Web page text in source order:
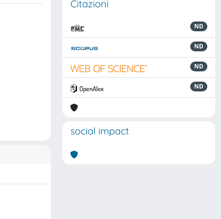
Citazioni
ND
ND
ND
ND
social impact